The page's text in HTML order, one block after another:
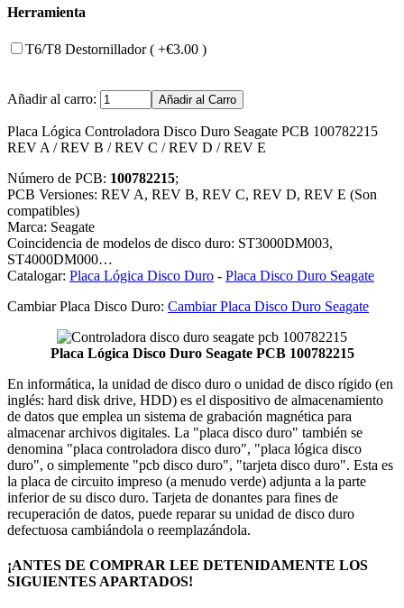
Herramienta
T6/T8 Destornillador ( +€3.00 )
Añadir al carro:
Placa Lógica Controladora Disco Duro Seagate PCB 100782215
REV A / REV B / REV C / REV D / REV E
Número de PCB: 100782215;
PCB Versiones: REV A, REV B, REV C, REV D, REV E (Son
compatibles)
Marca: Seagate
Coincidencia de modelos de disco duro: ST3000DM003,
ST4000DM000…
Catalogar: Placa Lógica Disco Duro - Placa Disco Duro Seagate
Cambiar Placa Disco Duro: Cambiar Placa Disco Duro Seagate
Placa Lógica Disco Duro Seagate PCB 100782215
En informática, la unidad de disco duro o unidad de disco rígido (en
inglés: hard disk drive, HDD) es el dispositivo de almacenamiento
de datos que emplea un sistema de grabación magnética para
almacenar archivos digitales. La "placa disco duro" también se
denomina "placa controladora disco duro", "placa lógica disco
duro", o simplemente "pcb disco duro", "tarjeta disco duro". Esta es
la placa de circuito impreso (a menudo verde) adjunta a la parte
inferior de su disco duro. Tarjeta de donantes para fines de
recuperación de datos, puede reparar su unidad de disco duro
defectuosa cambiándola o reemplazándola.
¡ANTES DE COMPRAR LEE DETENIDAMENTE LOS
SIGUIENTES APARTADOS!